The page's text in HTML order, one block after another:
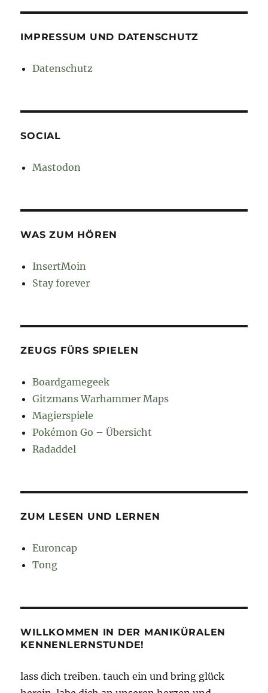
IMPRESSUM UND DATENSCHUTZ
Datenschutz
SOCIAL
Mastodon
WAS ZUM HÖREN
InsertMoin
Stay forever
ZEUGS FÜRS SPIELEN
Boardgamegeek
Gitzmans Warhammer Maps
Magierspiele
Pokémon Go – Übersicht
Radaddel
ZUM LESEN UND LERNEN
Euroncap
Tong
WILLKOMMEN IN DER MANIKÜRALEN
KENNENLERNSTUNDE!
lass dich treiben. tauch ein und bring glück